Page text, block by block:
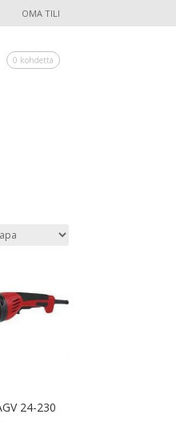
OMA TILI
0 kohdetta
24-230